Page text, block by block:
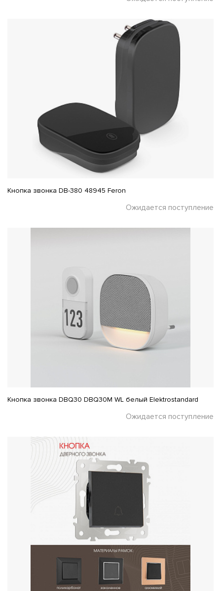
Кнопка звонка DB-380 48945 Feron
Ожидается поступление
Кнопка звонка DBQ30 DBQ30M WL белый Elektrostandard
Ожидается поступление